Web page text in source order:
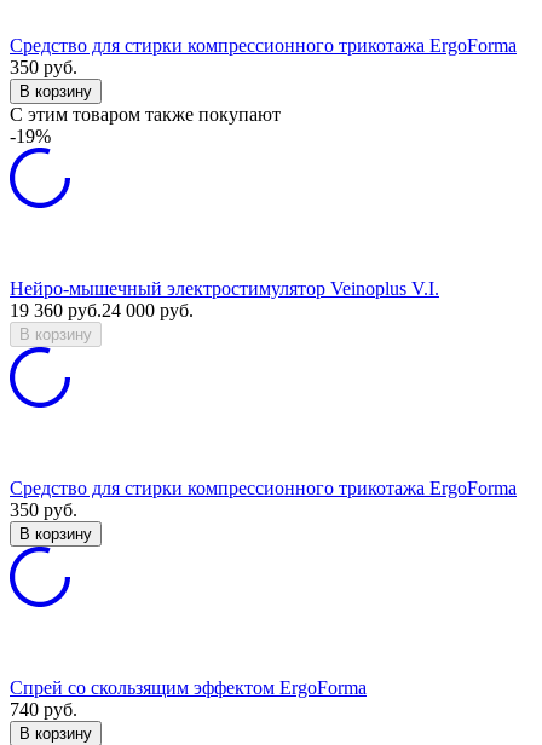
Средство для стирки компрессионного трикотажа ErgoForma
350 руб.
В корзину
C этим товаром также покупают
-19%
Нейро-мышечный электростимулятор Veinoplus V.I.
19 360 руб.24 000 руб.
В корзину
Средство для стирки компрессионного трикотажа ErgoForma
350 руб.
В корзину
Спрей со скользящим эффектом ErgoForma
740 руб.
В корзину